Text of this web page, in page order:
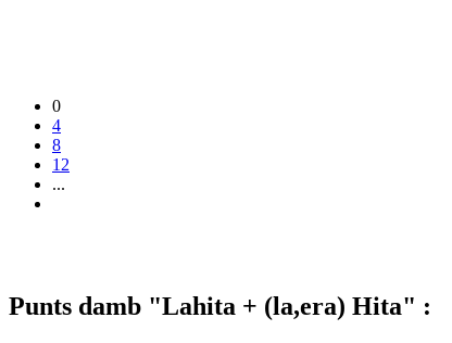
0
4
8
12
...
Punts damb "Lahita + (la,era) Hita" :